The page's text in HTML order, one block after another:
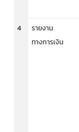
4
รายงาน
ทางการเงิน